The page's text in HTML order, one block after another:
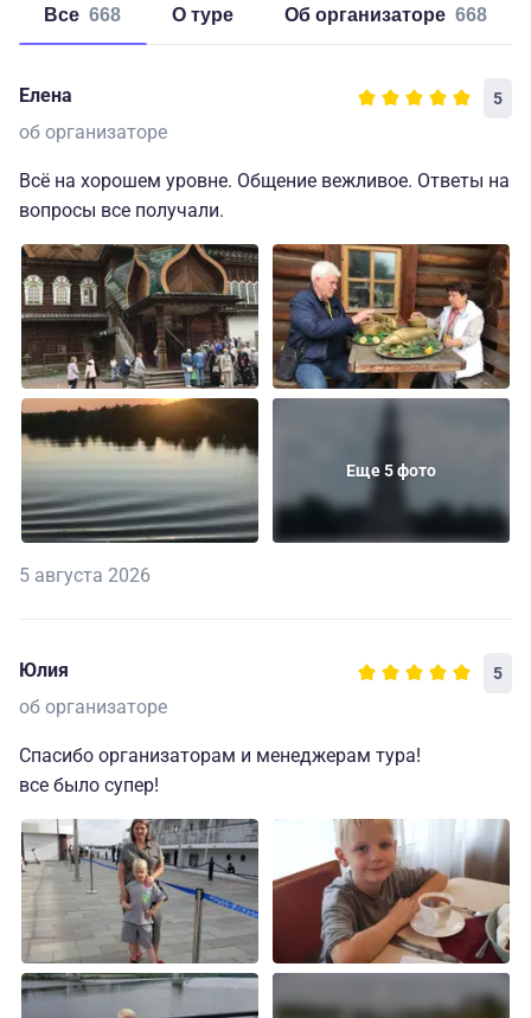
Все 668 о туре об организаторе 668
Елена 5
об организаторе
Всё на хорошем уровне. Общение вежливое. Ответы на
вопросы все получали.
Еще 5 фото
5 августа 2026
Юлия 5
об организаторе
Спасибо организаторам и менеджерам тура!
все было супер!